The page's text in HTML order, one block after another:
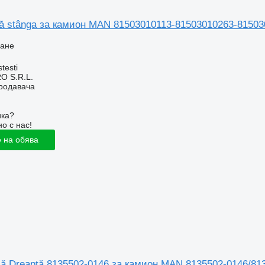
за камион MAN 81503010113-81503010263-
S.R.L.
с нас!
на обява